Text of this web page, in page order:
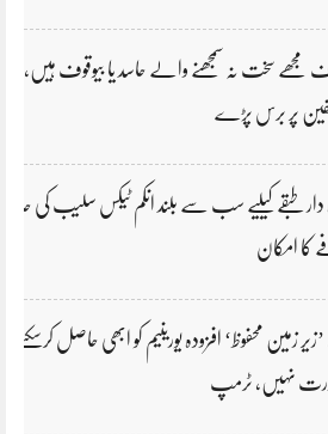
مجھے سخت نہ سمجھنے والے حاسد یا بیوقوف ہیں،
پر برس پڑے
دار طبقے کیلیے سب سے بلند انکم ٹیکس سلیب کی حد
کا امکان
زمین محفوظ‘ افزودہ یورینیم کو ابھی حاصل کرسکتے
نہیں، ٹرمپ